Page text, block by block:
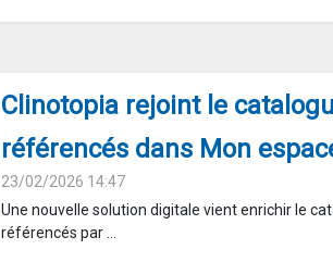
Clinotopia rejoint le
référencés dans Mon
23/02/2026 14:47
Une nouvelle solution digitale vient enrichir le
référencés par ...